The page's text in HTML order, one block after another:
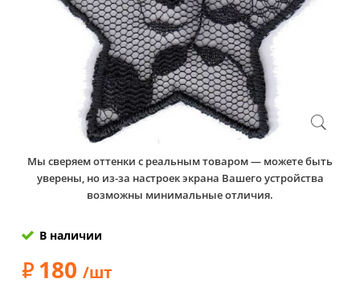
Мы сверяем оттенки с реальным товаром — можете быть
уверены, но из-за настроек экрана Вашего устройства
возможны минимальные отличия.
В наличии
180 /шт